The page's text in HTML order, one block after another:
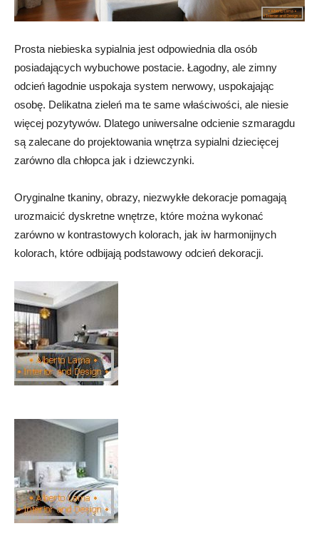
Prosta niebieska sypialnia jest odpowiednia dla osób
posiadających wybuchowe postacie. Łagodny, ale zimny
odcień łagodnie uspokaja system nerwowy, uspokajając
osobę. Delikatna zieleń ma te same właściwości, ale niesie
więcej pozytywów. Dlatego uniwersalne odcienie szmaragdu
są zalecane do projektowania wnętrza sypialni dziecięcej
zarówno dla chłopca jak i dziewczynki.
Oryginalne tkaniny, obrazy, niezwykłe dekoracje pomagają
urozmaicić dyskretne wnętrze, które można wykonać
zarówno w kontrastowych kolorach, jak iw harmonijnych
kolorach, które odbijają podstawowy odcień dekoracji.